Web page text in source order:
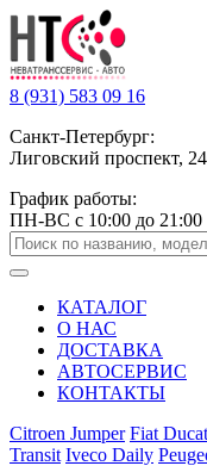
8 (931) 583 09 16
Санкт-Петербург:
Лиговский проспект,
График работы:
ПН-ВС с 10:00 до 21:00
КАТАЛОГ
О НАС
ДОСТАВКА
АВТОСЕРВИС
КОНТАКТЫ
Citroen Jumper Fiat
Transit Iveco Daily